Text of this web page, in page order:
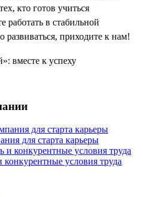
кто готов учиться
работать в стабильной
приходите к нам!
для старта карьеры
конкурентные условия труда